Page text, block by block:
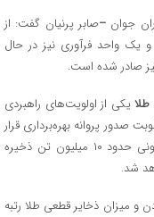
جوان –صابر پرنیان گفت: از
یک واحد فرآوری نیز در حال
صادر شده است.
یکی از اولویت‌های راهبردی
نیز در نوبت صدور پروانه بهره‌برداری قرار
دارند که در صورت تسریع در پاسخ استعلام‌های قانونی حدود ۱۰ میلیون تن ذخیره
و میزان ذخایر قطعی طلا رتبه